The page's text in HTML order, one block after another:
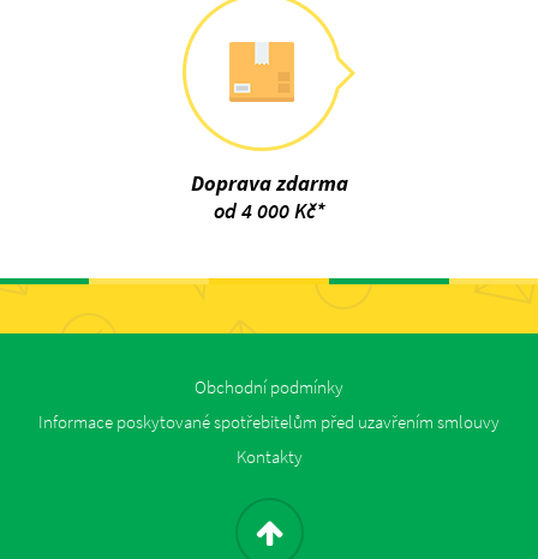
Doprava zdarma
od 4 000 Kč*
Obchodní podmínky
Informace poskytované spotřebitelům před uzavřením smlouvy
Kontakty